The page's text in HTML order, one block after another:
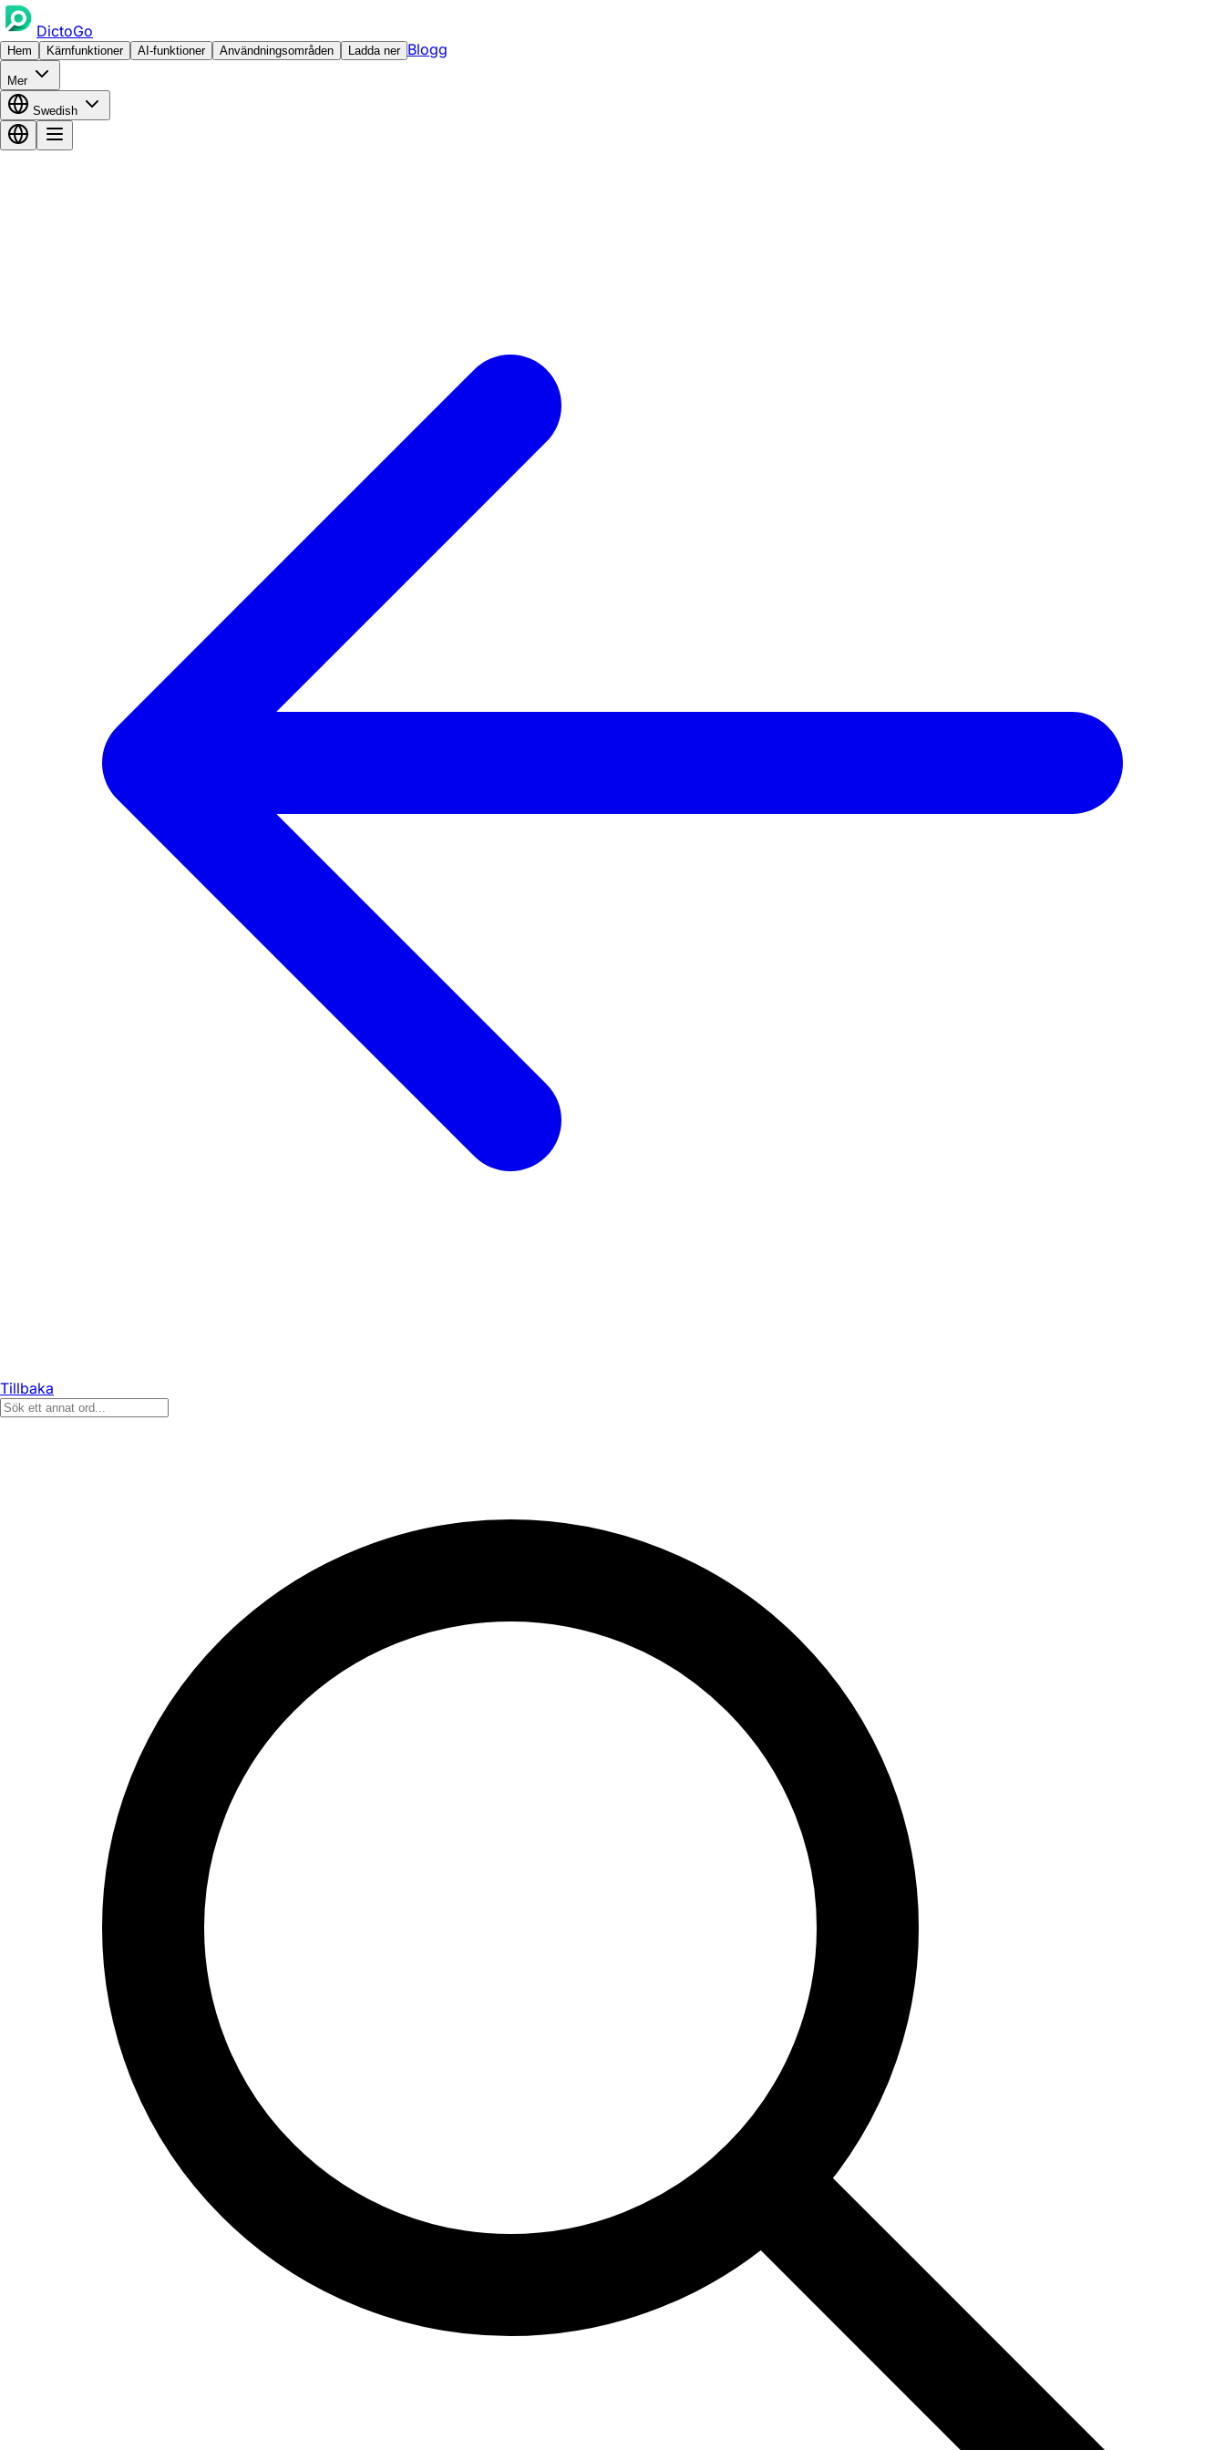
DictoGo
Hem Kärnfunktioner AI-funktioner Användningsområden Ladda ner Blogg
Mer
Swedish
Tillbaka